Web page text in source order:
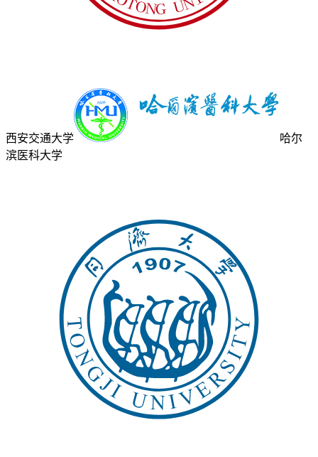
西安交通大学
哈尔
滨医科大学